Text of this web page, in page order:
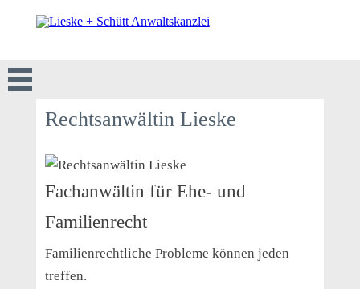
Rechtsanwältin Lieske
Fachanwältin für Ehe- und
Familienrecht
Familienrechtliche Probleme können jeden
treffen.